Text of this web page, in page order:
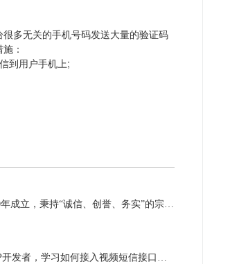
多无关的手机号码发送大量的验证码
：
到用户手机上;
企业介绍 上海XX商务咨询有限公司是一家专业从事商务咨询为主的企业，公司自2010年成立，秉持“诚信、创誉、务实”的宗旨，企业定位于一切从客户需求出发，实现服务的高效与便捷。公司有着严格细致的操...
随着移动互联网的不断发展，视频短信已经成为了一种流行的交流方式。作为一名PHP开发者，学习如何接入视频短信接口是非常重要的。本文将详细解释视频短信接口的接入流程，帮助PHP开发者更好地理解并应用于实际项目开发中。接下来达...